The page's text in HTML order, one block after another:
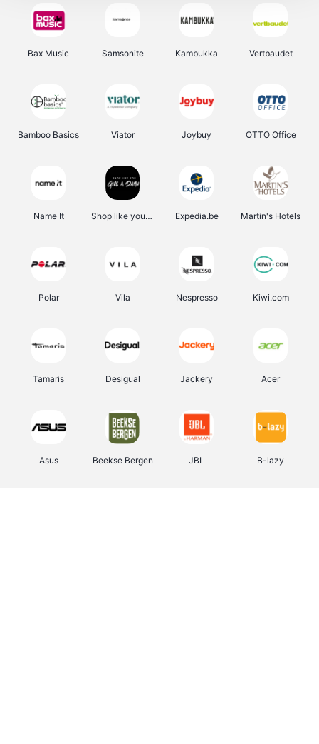
Bax Music Samsonite Kambukka Vertbaudet
Bamboo Basics Viator Joybuy OTTO Office
Name It Shop like you Give A Damn Expedia.be Martin's Hotels
Polar Vila Nespresso Kiwi.com
Tamaris Desigual Jackery Acer
Asus Beekse Bergen JBL B-lazy